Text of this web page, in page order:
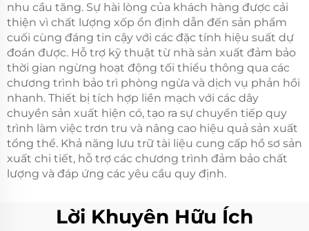
nhu cầu tăng. Sự hài lòng của khách hàng được cải
thiện vì chất lượng xốp ổn định dẫn đến sản phẩm
cuối cùng đáng tin cậy với các đặc tính hiệu suất dự
đoán được. Hỗ trợ kỹ thuật từ nhà sản xuất đảm bảo
thời gian ngừng hoạt động tối thiểu thông qua các
chương trình bảo trì phòng ngừa và dịch vụ phản hồi
nhanh. Thiết bị tích hợp liền mạch với các dây
chuyền sản xuất hiện có, tạo ra sự chuyển tiếp quy
trình làm việc trơn tru và nâng cao hiệu quả sản xuất
tổng thể. Khả năng lưu trữ tài liệu cung cấp hồ sơ sản
xuất chi tiết, hỗ trợ các chương trình đảm bảo chất
lượng và đáp ứng các yêu cầu quy định.
Lời Khuyên Hữu Ích